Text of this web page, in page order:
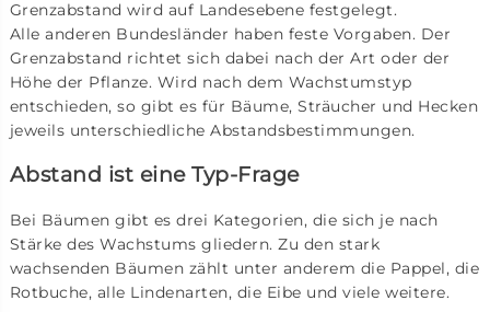
Grenzabstand wird auf Landesebene festgelegt.
Alle anderen Bundesländer haben feste Vorgaben. Der
Grenzabstand richtet sich dabei nach der Art oder der
Höhe der Pflanze. Wird nach dem Wachstumstyp
entschieden, so gibt es für Bäume, Sträucher und Hecken
jeweils unterschiedliche Abstandsbestimmungen.
Abstand ist eine Typ-Frage
Bei Bäumen gibt es drei Kategorien, die sich je nach
Stärke des Wachstums gliedern. Zu den stark
wachsenden Bäumen zählt unter anderem die Pappel, die
Rotbuche, alle Lindenarten, die Eibe und viele weitere.